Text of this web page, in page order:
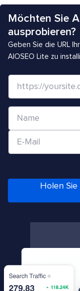
Möchten Sie
ausprobieren?
Geben Sie die URL
AIOSEO Lite zu
b
i
R
e
l
Holen